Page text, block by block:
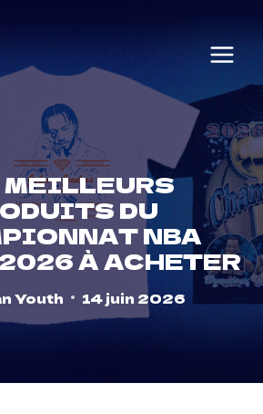
MEILLEURS
DU
NBA
À ACHETER
Youth 14 juin 2026